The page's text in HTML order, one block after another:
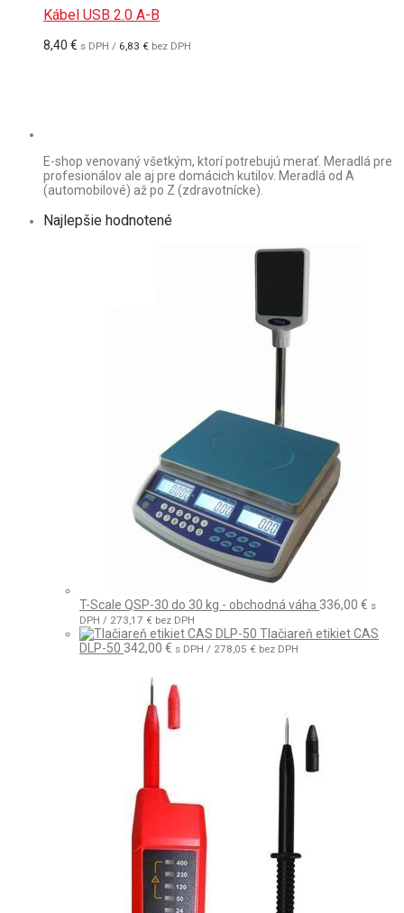
246,00 €.234,00 €.
Kábel USB 2.0 A-B
8,40 € s DPH / 6,83 € bez DPH
E-shop venovaný všetkým, ktorí potrebujú merať. Meradlá pre
profesionálov ale aj pre domácich kutilov. Meradlá od A
(automobilové) až po Z (zdravotnícke).
Najlepšie hodnotené
T-Scale QSP-30 do 30 kg - obchodná váha 336,00 € s
DPH / 273,17 € bez DPH
Tlačiareň etikiet CAS
DLP-50 342,00 € s DPH / 278,05 € bez DPH